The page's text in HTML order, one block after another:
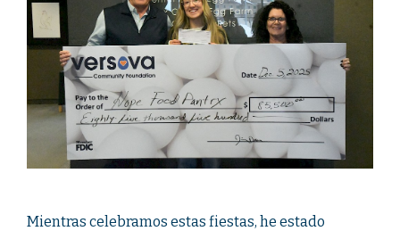
Mientras celebramos estas fiestas, he estado